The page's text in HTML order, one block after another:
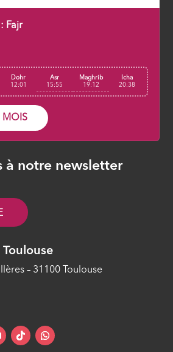
Fajr
Dohr
12:01
Asr
15:55
Maghrib
19:12
Icha
20:38
MOIS
à notre newsletter
– 31100 Toulouse